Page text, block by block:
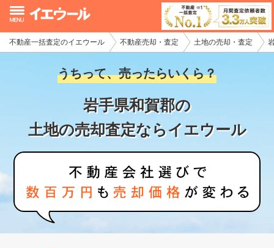
不動産一括査定のイエウール 不動産売却・査定 土地の売却・査定
うちって、売ったらいくら？
岩手県和賀郡の
土地の売却査定ならイエウール
イエウール加盟希望の不動産会社様
初めての方へ
不動産の売却・一括査定
家査定シミュレーター
お問い合わせ